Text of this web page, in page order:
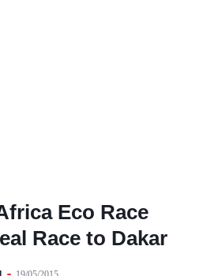
Eco Race
Race to Dakar